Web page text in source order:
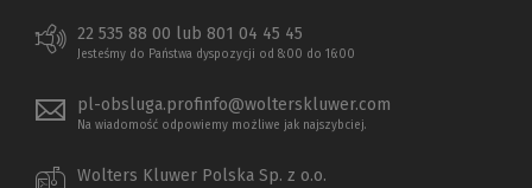
22 535 88 00 lub 801 04 45 45
Jesteśmy do Państwa dyspozycji od 8:00 do 16:00
pl-obsluga.profinfo@wolterskluwer.com
Na wiadomość odpowiemy możliwe jak najszybciej.
Wolters Kluwer Polska Sp. z o.o.